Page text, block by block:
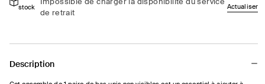
visibles
visibles
stock
de retrait
Actualiser
Description